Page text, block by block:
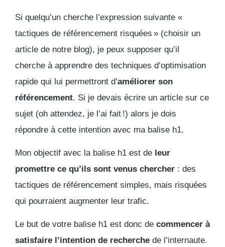
Si quelqu’un cherche l’expression suivante «
tactiques de référencement risquées » (choisir un
article de notre blog), je peux supposer qu’il
cherche à apprendre des techniques d’optimisation
rapide qui lui permettront d’améliorer son
référencement. Si je devais écrire un article sur ce
sujet (oh attendez, je l’ai fait !) alors je dois
répondre à cette intention avec ma balise h1.
Mon objectif avec la balise h1 est de leur
promettre ce qu’ils sont venus chercher : des
tactiques de référencement simples, mais risquées
qui pourraient augmenter leur trafic.
Le but de votre balise h1 est donc de commencer à
satisfaire l’intention de recherche de l’internaute.